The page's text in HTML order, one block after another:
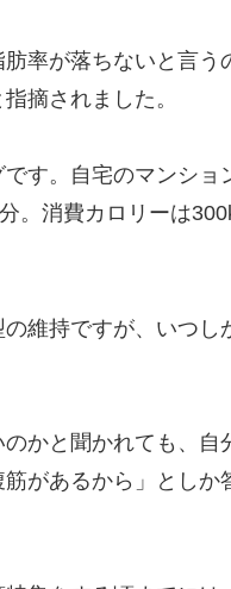
率が落ちないと言う
摘されました。
す。自宅のマンショ
。消費カロリーは
維持ですが、いつし
かと聞かれても、自
があるから」としか